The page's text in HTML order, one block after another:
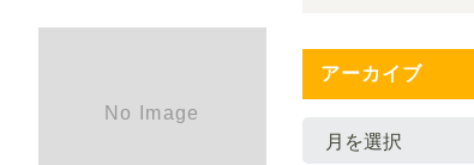
アーカイブ